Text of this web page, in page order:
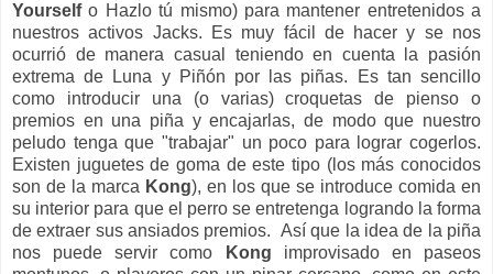
Yourselfo Hazlo tú mismo) para mantener entretenidos a
nuestros activos Jacks. Es muy fácil de hacer y se nos
ocurrió de manera casual teniendo en cuenta la pasión
extrema de Luna y Piñón por las piñas. Es tan sencillo
como introducir una (o varias) croquetas de pienso o
premios en una piña y encajarlas, de modo que nuestro
peludo tenga que "trabajar" un poco para lograr cogerlos.
Existen juguetes de goma de este tipo (los más conocidos
son de la marca Kong), en los que se introduce comida en
su interior para que el perro se entretenga logrando la forma
de extraer sus ansiados premios. Así que la idea de la piña
nos puede servir como
Kong improvisado en paseos